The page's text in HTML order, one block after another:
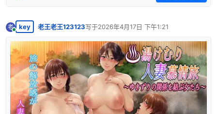
老
在线
key 老王老王123123写于2026年4月17日 下午1:21
最后由 编辑